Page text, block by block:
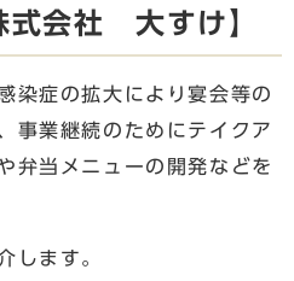
式会社 大すけ】
染症の拡大により宴会等の
事業継続のためにテイクア
弁当メニューの開発などを
します。